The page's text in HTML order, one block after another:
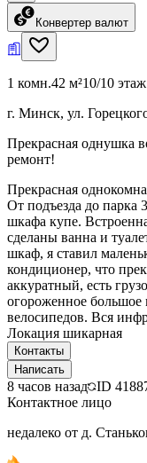
Конвертер валют
1 комн.42 м²10/10 этаж
г. Минск, ул.
Прекрасная однушка
ремонт!
Прекрасная
От подъезда до
шкафа купе.
сделаны ванна и
шкаф, я ставил
кондиционер, что
аккуратный, есть
огороженное большое
велосипедов. Вся
Локация шикарная
Контакты
Написать
8 часов назад ID
Контактное лицо
недалеко от д.